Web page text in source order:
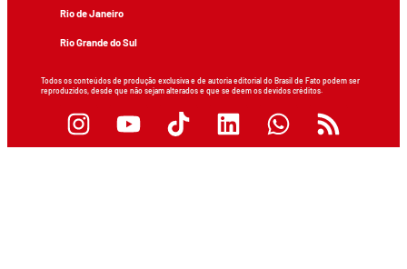
Rio de Janeiro
Rio Grande do Sul
Todos os conteúdos de produção exclusiva e de autoria editorial do Brasil de Fato podem ser
reproduzidos, desde que não sejam alterados e que se deem os devidos créditos.